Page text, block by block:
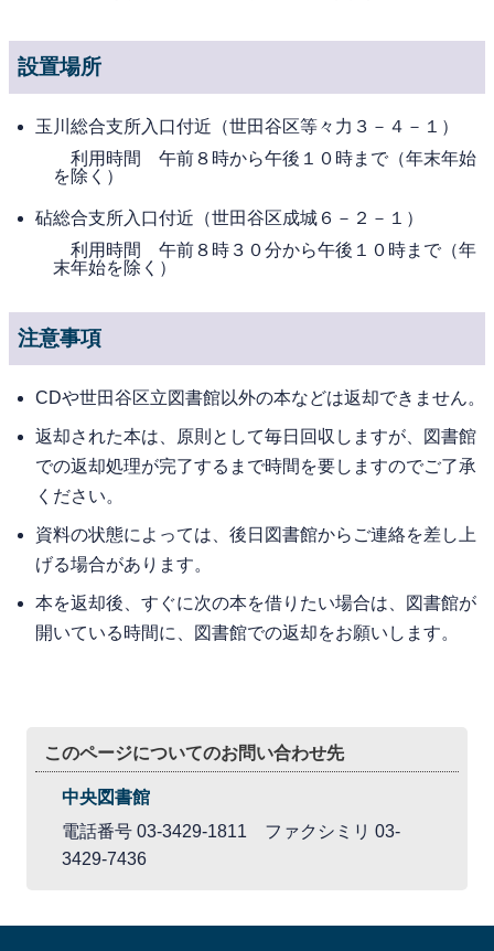
設置場所
玉川総合支所入口付近（世田谷区等々力３－４－１）
利用時間 午前８時から午後１０時まで（年末年始
を除く）
砧総合支所入口付近（世田谷区成城６－２－１）
利用時間 午前８時３０分から午後１０時まで（年
末年始を除く）
注意事項
CDや世田谷区立図書館以外の本などは返却できません。
返却された本は、原則として毎日回収しますが、図書館
での返却処理が完了するまで時間を要しますのでご了承
ください。
資料の状態によっては、後日図書館からご連絡を差し上
げる場合があります。
本を返却後、すぐに次の本を借りたい場合は、図書館が
開いている時間に、図書館での返却をお願いします。
このページについてのお問い合わせ先
中央図書館
電話番号 03-3429-1811 ファクシミリ 03-
3429-7436